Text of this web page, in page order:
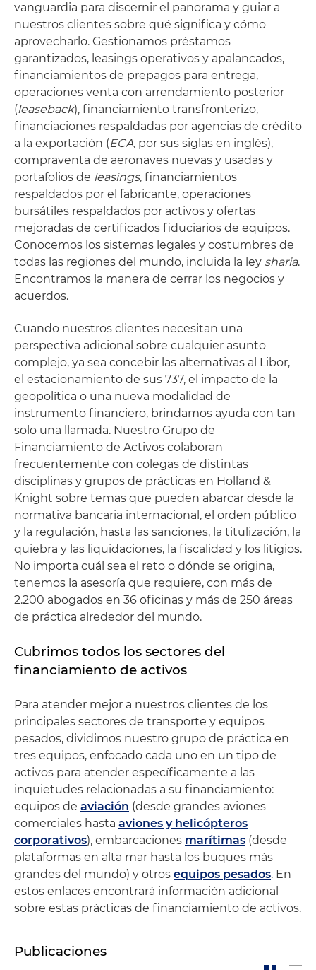
vanguardia para discernir el panorama y guiar a
nuestros clientes sobre qué significa y cómo
aprovecharlo. Gestionamos préstamos
garantizados, leasings operativos y apalancados,
financiamientos de prepagos para entrega,
operaciones venta con arrendamiento posterior
(leaseback), financiamiento transfronterizo,
financiaciones respaldadas por agencias de crédito
a la exportación (ECA, por sus siglas en inglés),
compraventa de aeronaves nuevas y usadas y
portafolios de leasings, financiamientos
respaldados por el fabricante, operaciones
bursátiles respaldados por activos y ofertas
mejoradas de certificados fiduciarios de equipos.
Conocemos los sistemas legales y costumbres de
todas las regiones del mundo, incluida la ley sharia.
Encontramos la manera de cerrar los negocios y
acuerdos.
Cuando nuestros clientes necesitan una
perspectiva adicional sobre cualquier asunto
complejo, ya sea concebir las alternativas al Libor,
el estacionamiento de sus 737, el impacto de la
geopolítica o una nueva modalidad de
instrumento financiero, brindamos ayuda con tan
solo una llamada. Nuestro Grupo de
Financiamiento de Activos colaboran
frecuentemente con colegas de distintas
disciplinas y grupos de prácticas en Holland &
Knight sobre temas que pueden abarcar desde la
normativa bancaria internacional, el orden público
y la regulación, hasta las sanciones, la titulización, la
quiebra y las liquidaciones, la fiscalidad y los litigios.
No importa cuál sea el reto o dónde se origina,
tenemos la asesoría que requiere, con más de
2.200 abogados en 36 oficinas y más de 250 áreas
de práctica alrededor del mundo.
Cubrimos todos los sectores del
financiamiento de activos
Para atender mejor a nuestros clientes de los
principales sectores de transporte y equipos
pesados, dividimos nuestro grupo de práctica en
tres equipos, enfocado cada uno en un tipo de
activos para atender específicamente a las
inquietudes relacionadas a su financiamiento:
equipos de aviación (desde grandes aviones
comerciales hasta aviones y helicópteros
corporativos), embarcaciones marítimas (desde
plataformas en alta mar hasta los buques más
grandes del mundo) y otros equipos pesados. En
estos enlaces encontrará información adicional
sobre estas prácticas de financiamiento de activos.
Publicaciones